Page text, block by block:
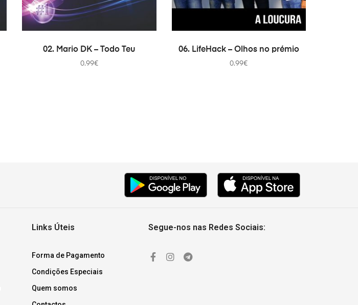
ADICIONAR
02. Mario DK – Todo Teu
0.99€
ADICIONAR
06. LifeHack – Olhos no prémio
0.99€
Links Úteis
Forma de Pagamento
Condições Especiais
Quem somos
Segue-nos nas Redes Sociais: